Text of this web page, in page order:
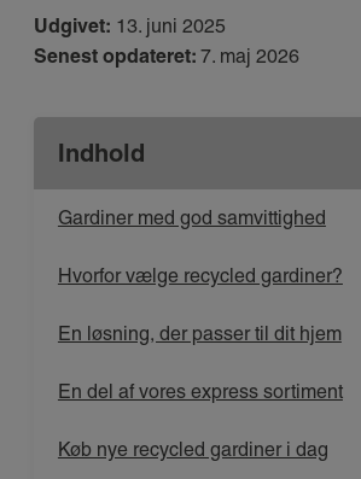
Udgivet: 13. juni 2025
Senest opdateret: 7. maj 2026
Indhold
Gardiner med god samvittighed
Hvorfor vælge recycled gardiner?
En løsning, der passer til dit hjem
En del af vores express sortiment
Køb nye recycled gardiner i dag